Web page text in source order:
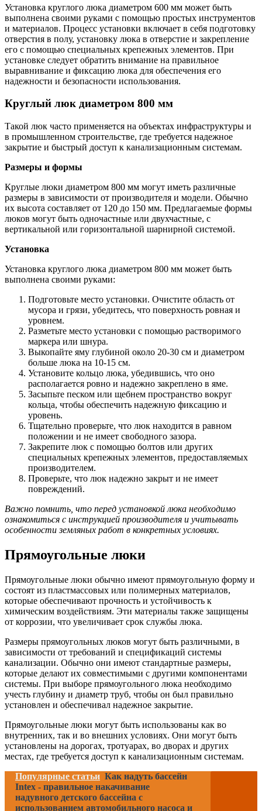
Установка круглого люка диаметром 600 мм может быть
выполнена своими руками с помощью простых инструментов
и материалов. Процесс установки включает в себя подготовку
отверстия в полу, установку люка в отверстие и закрепление
его с помощью специальных крепежных элементов. При
установке следует обратить внимание на правильное
выравнивание и фиксацию люка для обеспечения его
надежности и безопасности использования.
Круглый люк диаметром 800 мм
Такой люк часто применяется на объектах инфраструктуры и
в промышленном строительстве, где требуется надежное
закрытие и быстрый доступ к канализационным системам.
Размеры и формы
Круглые люки диаметром 800 мм могут иметь различные
размеры в зависимости от производителя и модели. Обычно
их высота составляет от 120 до 150 мм. Предлагаемые формы
люков могут быть одночастные или двухчастные, с
вертикальной или горизонтальной шарнирной системой.
Установка
Установка круглого люка диаметром 800 мм может быть
выполнена своими руками:
Подготовьте место установки. Очистите область от
мусора и грязи, убедитесь, что поверхность ровная и
уровнем.
Разметьте место установки с помощью растворимого
маркера или шнура.
Выкопайте яму глубиной около 20-30 см и диаметром
больше люка на 10-15 см.
Установите кольцо люка, убедившись, что оно
располагается ровно и надежно закреплено в яме.
Засыпьте песком или щебнем пространство вокруг
кольца, чтобы обеспечить надежную фиксацию и
уровень.
Тщательно проверьте, что люк находится в равном
положении и не имеет свободного зазора.
Закрепите люк с помощью болтов или других
специальных крепежных элементов, предоставляемых
производителем.
Проверьте, что люк надежно закрыт и не имеет
повреждений.
Важно помнить, что перед установкой люка необходимо
ознакомиться с инструкцией производителя и учитывать
особенности земляных работ в конкретных условиях.
Прямоугольные люки
Прямоугольные люки обычно имеют прямоугольную форму и
состоят из пластмассовых или полимерных материалов,
которые обеспечивают прочность и устойчивость к
химическим воздействиям. Эти материалы также защищены
от коррозии, что увеличивает срок службы люка.
Размеры прямоугольных люков могут быть различными, в
зависимости от требований и спецификаций системы
канализации. Обычно они имеют стандартные размеры,
которые делают их совместимыми с другими компонентами
системы. При выборе прямоугольного люка необходимо
учесть глубину и диаметр труб, чтобы он был правильно
установлен и обеспечивал надежное закрытие.
Прямоугольные люки могут быть использованы как во
внутренних, так и во внешних условиях. Они могут быть
установлены на дорогах, тротуарах, во дворах и других
местах, где требуется доступ к канализационным системам.
Популярные статьи Как надуть бассейн
Intex - правильное накачивание
надувного детского бассейна с
использованием автомобильного насоса и